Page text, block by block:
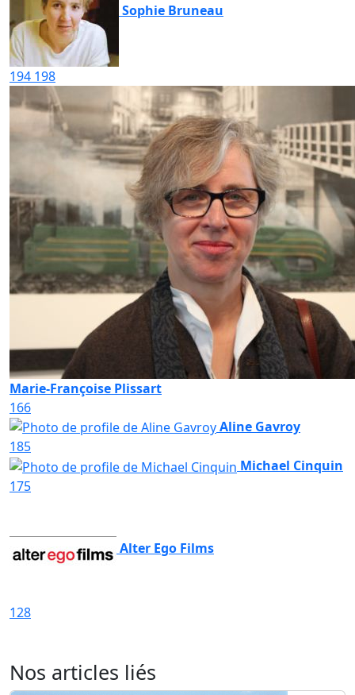
Sophie Bruneau
194 198
Marie-Françoise Plissart
166
Aline Gavroy
185
Michael Cinquin
175
Alter Ego Films
128
Nos articles liés